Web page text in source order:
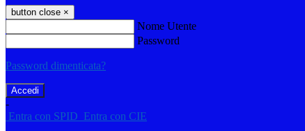
button close ×
Nome Utente
Password
Password dimenticata?
-
Entra con SPID Entra con CIE